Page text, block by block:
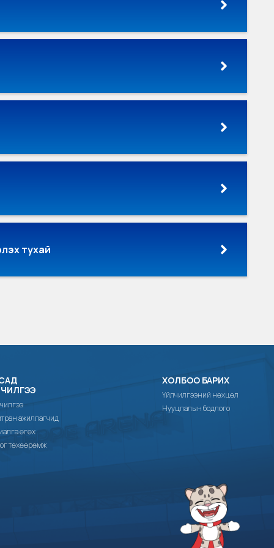
тухай
ажиллагчид
өгөх
төхөөрөмж
ХОЛБОО БАРИХ
Үйлчилгээний нөхцөл
Нууцлалын бодлого